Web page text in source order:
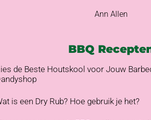
Ann Allen
BBQ
de Beste Houtskool voor Jouw
is een Dry Rub? Hoe gebruik je het?